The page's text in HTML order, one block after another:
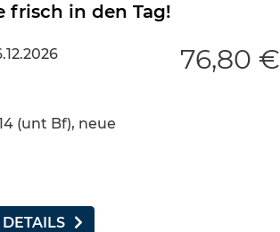
frisch in den Tag!
(unt Bf), neue
76,80 €